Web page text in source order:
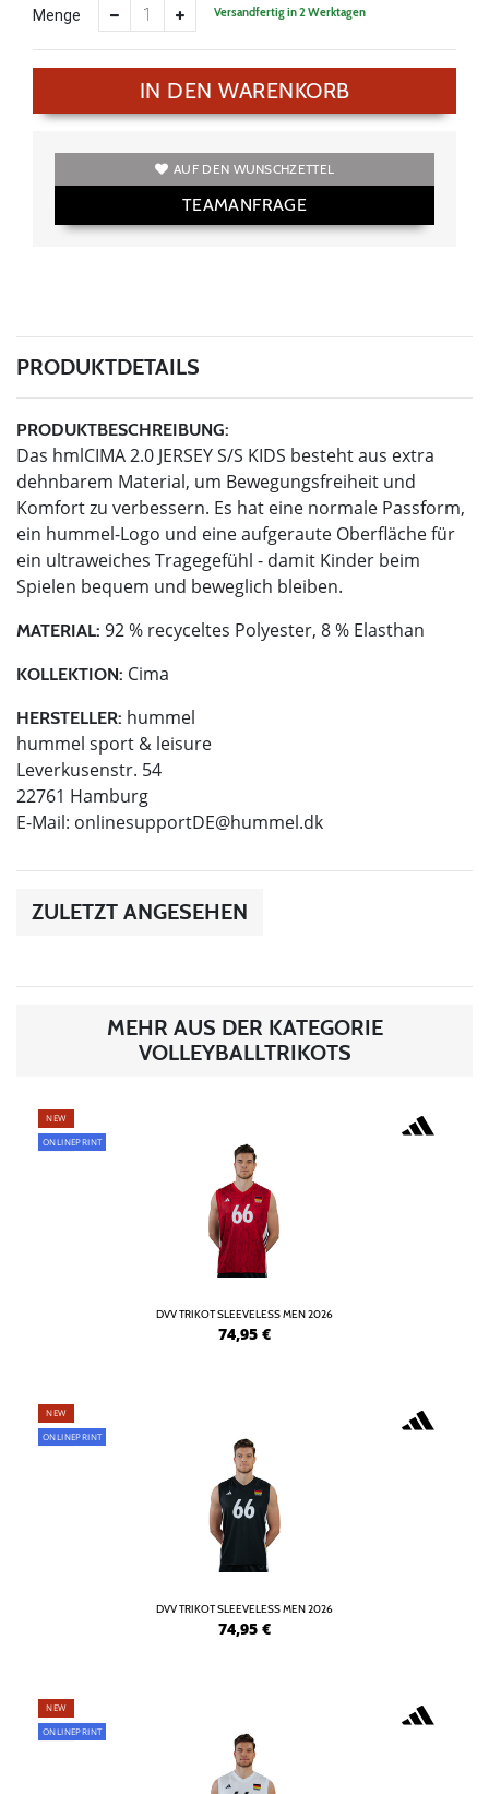
Menge Versandfertig in 2 Werktagen
IN DEN WARENKORB
AUF DEN WUNSCHZETTEL
TEAMANFRAGE
PRODUKTDETAILS
PRODUKTBESCHREIBUNG:
Das hmlCIMA 2.0 JERSEY S/S KIDS besteht aus extra
dehnbarem Material, um Bewegungsfreiheit und
Komfort zu verbessern. Es hat eine normale Passform,
ein hummel-Logo und eine aufgeraute Oberfläche für
ein ultraweiches Tragegefühl - damit Kinder beim
Spielen bequem und beweglich bleiben.
MATERIAL: 92 % recyceltes Polyester, 8 % Elasthan
KOLLEKTION: Cima
HERSTELLER: hummel
hummel sport & leisure
Leverkusenstr. 54
22761 Hamburg
E-Mail: onlinesupportDE@hummel.dk
ZULETZT ANGESEHEN
MEHR AUS DER KATEGORIE
VOLLEYBALLTRIKOTS
NEW
ONLINEPRINT
DVV TRIKOT SLEEVELESS MEN 2026
74,95 €
NEW
ONLINEPRINT
DVV TRIKOT SLEEVELESS MEN 2026
74,95 €
NEW
ONLINEPRINT